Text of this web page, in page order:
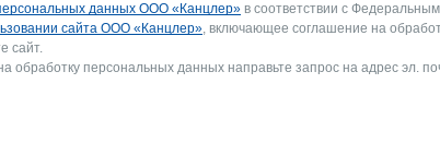
данных ООО «Канцлер» в соответствии с
сайта ООО «Канцлер», включающее соглашение на
сайт.
обработку персональных данных направьте запрос на адрес эл.